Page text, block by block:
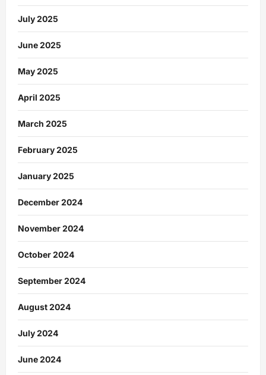
July 2025
June 2025
May 2025
April 2025
March 2025
February 2025
January 2025
December 2024
November 2024
October 2024
September 2024
August 2024
July 2024
June 2024